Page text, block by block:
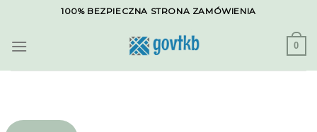
content
100% BEZPIECZNA STRONA ZAMÓWIENIA
0